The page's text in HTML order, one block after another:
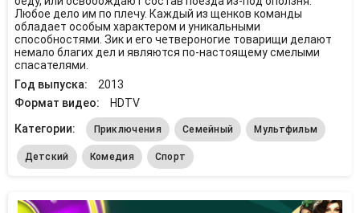
Любое дело им по плечу. Каждый из щенков команды
обладает особым характером и уникальными
способностями. Зик и его четвероногие товарищи делают
немало благих дел и являются по-настоящему смелыми
спасателями.
Год выпуска:
2013
Формат видео:
HDTV
Категории:
Приключения Семейный Мультфильм
Детский Комедия Спорт